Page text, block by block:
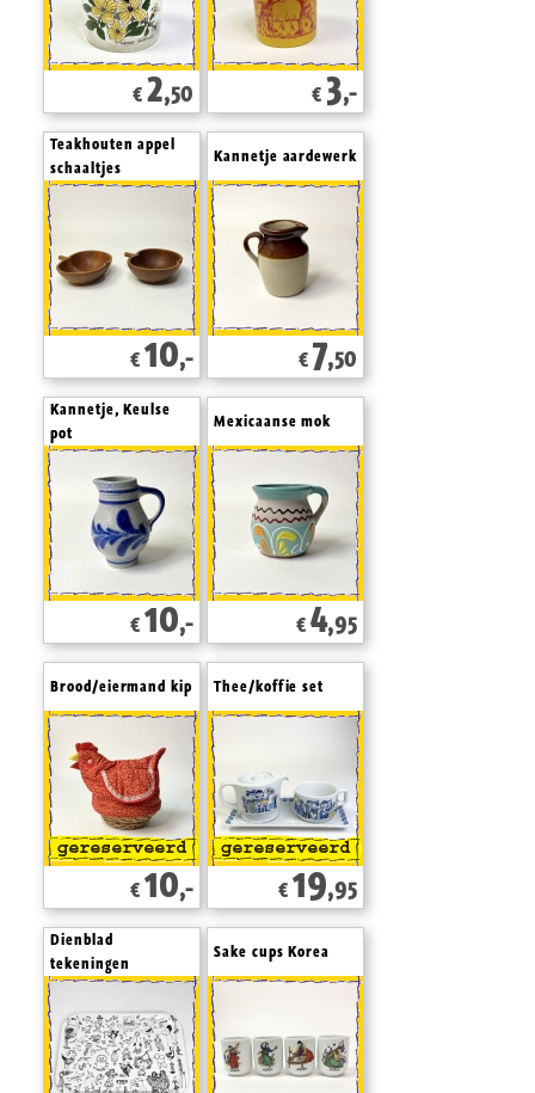
€ 2,50 € 3,-
Teakhouten appel
schaaltjes
€ 10,-
Kannetje aardewerk
€ 7,50
Kannetje, Keulse
pot
€ 10,-
Mexicaanse mok
€ 4,95
Brood/eiermand kip
€ 10,-
Thee/koffie set
€ 19,95
Dienblad
tekeningen
Sake cups Korea